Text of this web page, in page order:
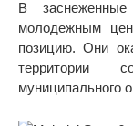
В
молодежным
позицию. Они
территории
муниципального